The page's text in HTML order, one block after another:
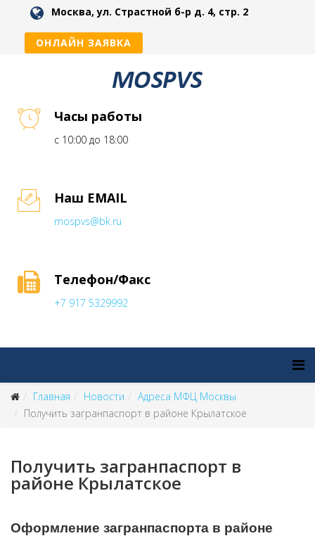
Москва, ул. Страстной б-р д. 4, стр. 2
ОНЛАЙН ЗАЯВКА
Часы работы
с 10:00 до 18:00
Наш EMAIL
mospvs@bk.ru
Телефон/Факс
+7 917 5329992
Главная Новости
Адреса МФЦ Москвы
Получить загранпаспорт в районе Крылатское
Получить загранпаспорт в
районе Крылатское
Оформление загранпаспорта в районе